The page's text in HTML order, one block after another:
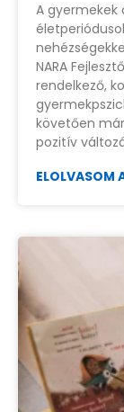
A gyermekek
NARA
rendelkező,
követően
pozitív
ELOLVASOM